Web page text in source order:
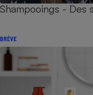
Shampooings - Des
BRÈVE